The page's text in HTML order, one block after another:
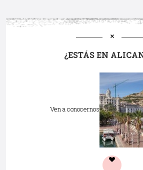
¿ESTÁS EN
Ven a conocernos